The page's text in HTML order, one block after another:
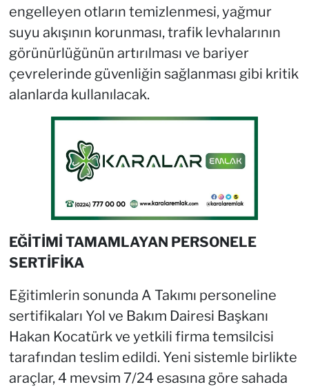
engelleyen otların temizlenmesi, yağmur
suyu akışının korunması, trafik levhalarının
görünürlüğünün artırılması ve bariyer
çevrelerinde güvenliğin sağlanması gibi kritik
alanlarda kullanılacak.
EĞİTİMİ TAMAMLAYAN PERSONELE
SERTİFİKA
Eğitimlerin sonunda A Takımı personeline
sertifikaları Yol ve Bakım Dairesi Başkanı
Hakan Kocatürk ve yetkili firma temsilcisi
tarafından teslim edildi. Yeni sistemle birlikte
araçlar, 4 mevsim 7/24 esasına göre sahada